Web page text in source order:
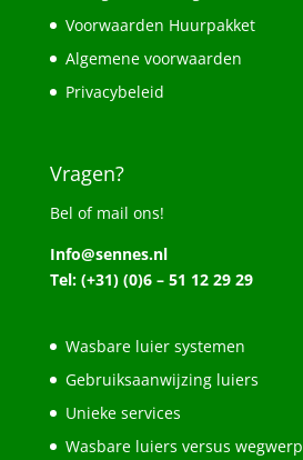
Voorwaarden Huurpakket
Algemene voorwaarden
Privacybeleid
Vragen?
Bel of mail ons!
Info@sennes.nl
Tel: (+31) (0)6 – 51 12 29 29
Wasbare luier systemen
Gebruiksaanwijzing luiers
Unieke services
Wasbare luiers versus wegwerp